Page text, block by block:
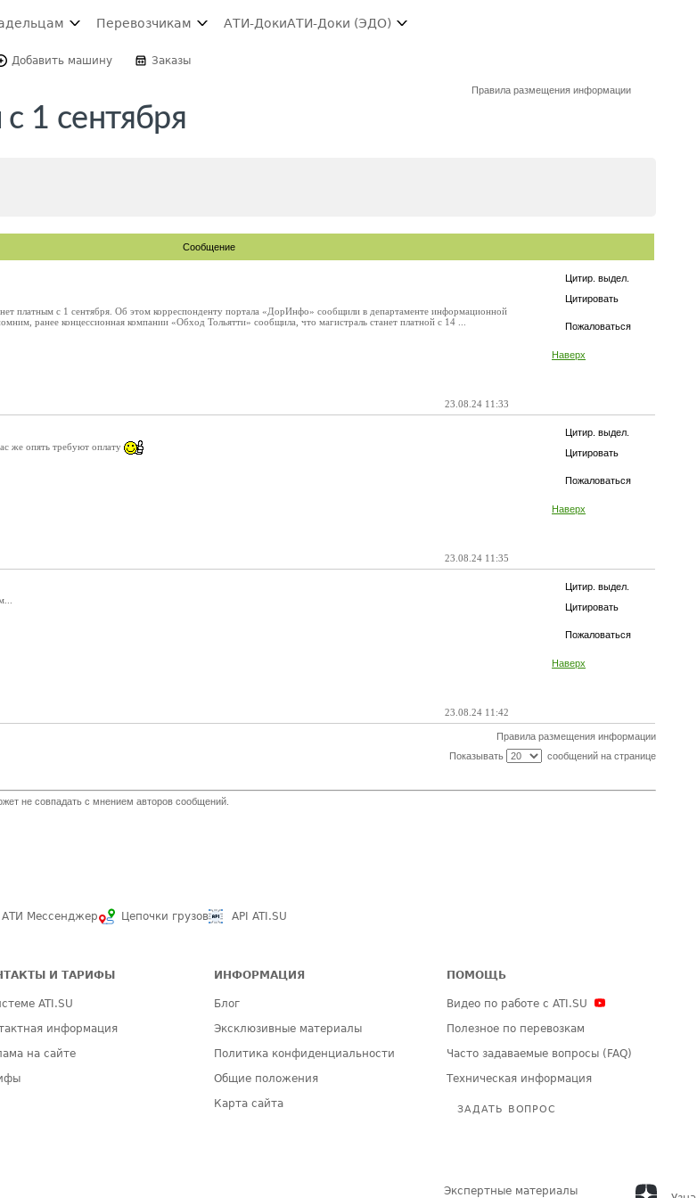
Перевозчикам АТИ-ДокиАТИ-Доки (ЭДО)
Добавить машину Заказы
Правила размещения информации
1 сентября
Сообщение
Цитир. выдел.
Цитировать
Пожаловаться
Наверх
платным с 1 сентября. Об этом корреспонденту портала «ДорИнфо» сообщили в департаменте информационной
ранее концессионная компании «Обход Тольятти» сообщила, что магистраль станет платной с 14 ...
23.08.24 11:33
Цитир. выдел.
Цитировать
Пожаловаться
Наверх
же опять требуют оплату
23.08.24 11:35
Цитир. выдел.
Цитировать
Пожаловаться
Наверх
23.08.24 11:42
Правила размещения информации
Показывать
сообщений на странице
не совпадать с мнением авторов сообщений.
АТИ Мессенджер Цепочки грузов API ATI.SU
И ТАРИФЫ
ATI.SU
информация
на сайте
ИНФОРМАЦИЯ
Блог
Эксклюзивные материалы
Политика конфиденциальности
Общие положения
Карта сайта
ПОМОЩЬ
Видео по работе с ATI.SU
Полезное по перевозкам
Часто задаваемые вопросы (FAQ)
Техническая информация
ЗАДАТЬ ВОПРОС
Экспертные материалы